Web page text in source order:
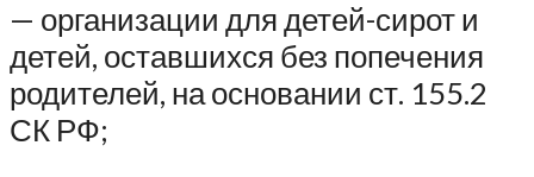
— организации для детей-сирот и
детей, оставшихся без попечения
родителей, на основании ст. 155.2
СК РФ;